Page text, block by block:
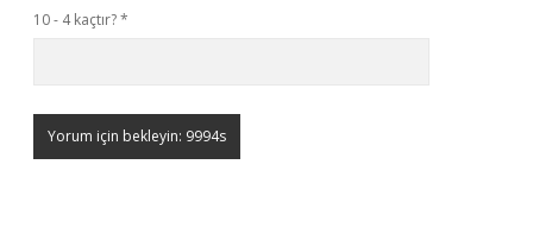
10 - 4 kaçtır?*